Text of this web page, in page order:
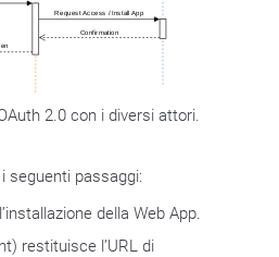
2.0 con i diversi attori.
seguenti passaggi:
della Web App.
restituisce l’URL di